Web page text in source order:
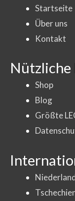
Startseite
Über uns
Kontakt
Nützliche
Shop
Blog
Größte